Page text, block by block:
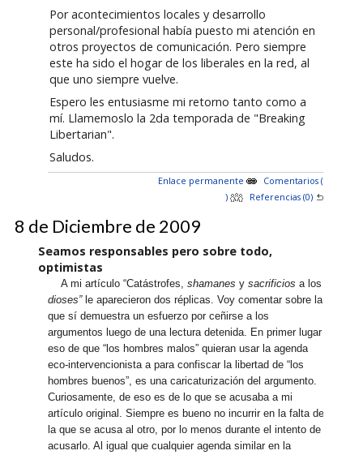
Por acontecimientos locales y desarrollo
personal/profesional había puesto mi atención en
otros proyectos de comunicación. Pero siempre
este ha sido el hogar de los liberales en la red, al
que uno siempre vuelve.
Espero les entusiasme mi retorno tanto como a
mí. Llamemoslo la 2da temporada de "Breaking
Libertarian".
Saludos.
Enlace permanente
Comentarios (
)
Referencias (0)
8 de Diciembre de 2009
Seamos responsables pero sobre todo,
optimistas
A mi artículo “Catástrofes,shamanes ysacrificios a los
dioses” le aparecieron dos réplicas. Voy comentar sobre la
que sí demuestra un esfuerzo por ceñirse a los
argumentos luego de una lectura detenida. En primer lugar
eso de que “los hombres malos” quieran usar la agenda
eco-intervencionista a para confiscar la libertad de “los
hombres buenos”, es una caricaturización del argumento.
Curiosamente, de eso es de lo que se acusaba a mi
artículo original. Siempre es bueno no incurrir en la falta de
la que se acusa al otro, por lo menos durante el intento de
acusarlo. Al igual que cualquier agenda similar en la